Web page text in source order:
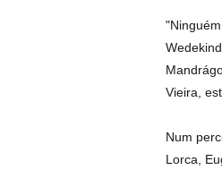
Vieira,
Num
Lorca,